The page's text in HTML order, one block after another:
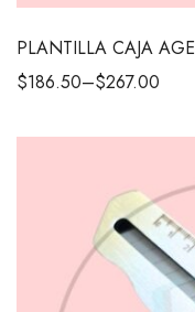
PLANTILLA CAJA
$186.50–$267.00